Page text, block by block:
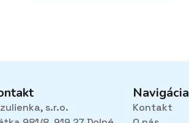
môžete
na
stránke
produktu.
s.r.o.
Navigácia
Kontakt